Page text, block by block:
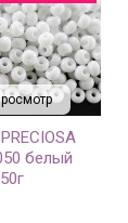
белый